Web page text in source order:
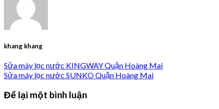
khang khang
Sửa máy lọc nước KINGWAY Quận Hoàng Mai
Sửa máy lọc nước SUNKO Quận Hoàng Mai
Để lại một bình luận